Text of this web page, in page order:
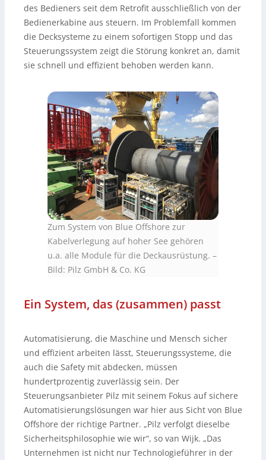
des Bedieners seit dem Retrofit ausschließlich von der
Bedienerkabine aus steuern. Im Problemfall kommen
die Decksysteme zu einem sofortigen Stopp und das
Steuerungssystem zeigt die Störung konkret an, damit
sie schnell und effizient behoben werden kann.
Zum System von Blue Offshore zur
Kabelverlegung auf hoher See gehören
u.a. alle Module für die Deckausrüstung. –
Bild: Pilz GmbH & Co. KG
Ein System, das (zusammen) passt
Automatisierung, die Maschine und Mensch sicher
und effizient arbeiten lässt, Steuerungssysteme, die
auch die Safety mit abdecken, müssen
hundertprozentig zuverlässig sein. Der
Steuerungsanbieter Pilz mit seinem Fokus auf sichere
Automatisierungslösungen war hier aus Sicht von Blue
Offshore der richtige Partner. „Pilz verfolgt dieselbe
Sicherheitsphilosophie wie wir“, so van Wijk. „Das
Unternehmen ist nicht nur Technologieführer in der